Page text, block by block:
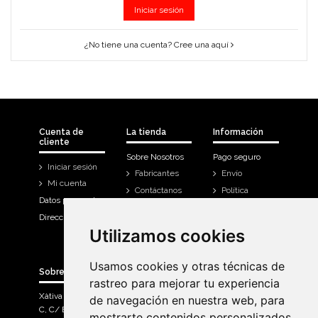
Utilizamos cookies
Usamos cookies y otras técnicas de
rastreo para mejorar tu experiencia
de navegación en nuestra web, para
Utilizamos cookies
Usamos cookies y otras técnicas de
rastreo para mejorar tu experiencia
de navegación en nuestra web, para
Iniciar sesión
¿No tiene una cuenta? Cree una aquí
Cuenta de
cliente
Iniciar sesión
Mi cuenta
Datos personales
Direcciones
La tienda
Sobre Nosotros
Fabricantes
Contáctanos
Información
Pago seguro
Envío
Política
Historial de
Sobre Bicicletas Sanchis
Xàtiva Polígon Industrial
C, C/ Braçal del Roncador nave 10. >